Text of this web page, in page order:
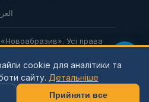
Усі права
конфіденційності
cookieУмови використання
Повернення Мапа сайту
cookie для аналітики та
сайту. Детальніше
Прийняти все